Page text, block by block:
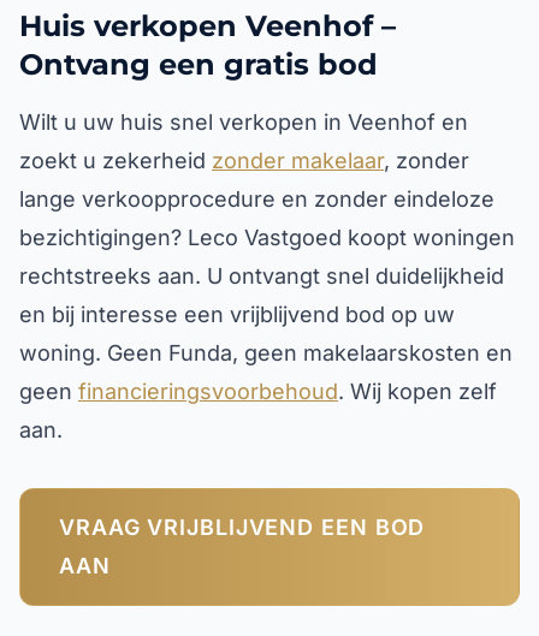
Huis verkopen Veenhof –
Ontvang een gratis bod
Wilt u uw huis snel verkopen in Veenhof en
zoekt u zekerheid zonder makelaar, zonder
lange verkoopprocedure en zonder eindeloze
bezichtigingen? Leco Vastgoed koopt woningen
rechtstreeks aan. U ontvangt snel duidelijkheid
en bij interesse een vrijblijvend bod op uw
woning. Geen Funda, geen makelaarskosten en
geen financieringsvoorbehoud. Wij kopen zelf
aan.
VRAAG VRIJBLIJVEND EEN BOD
AAN